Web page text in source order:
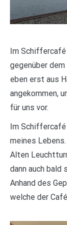
Im
gegenüber
eben erst aus
angekommen,
für uns vor.
Im Schiffercafé
meines
Alten
dann auch bald
Anhand des
welche der